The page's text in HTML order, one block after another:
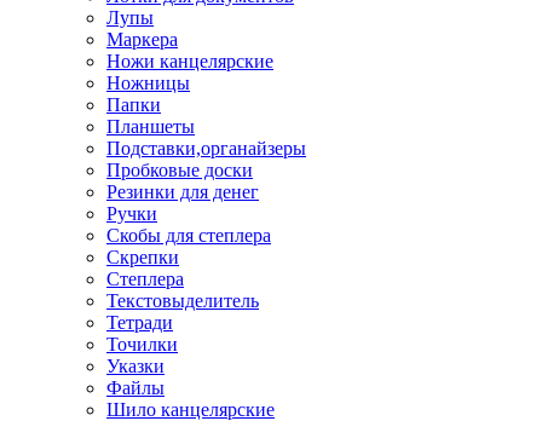
Лупы
Маркера
Ножи канцелярские
Ножницы
Папки
Планшеты
Подставки,органайзеры
Пробковые доски
Резинки для денег
Ручки
Скобы для степлера
Скрепки
Степлера
Текстовыделитель
Тетради
Точилки
Указки
Файлы
Шило канцелярские